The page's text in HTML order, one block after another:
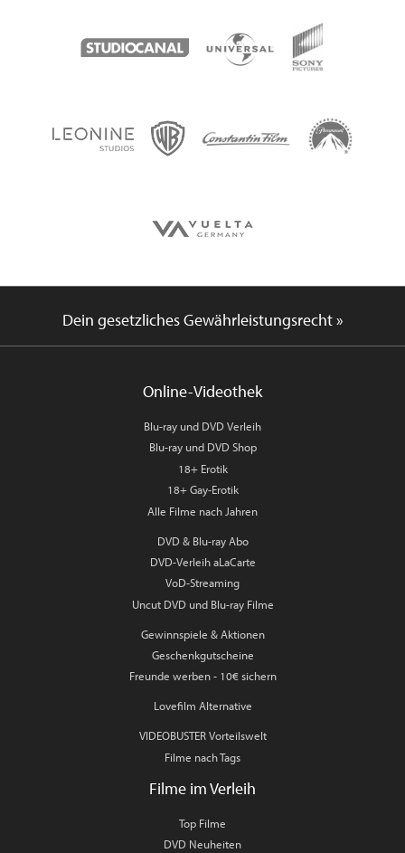
Dein gesetzliches Gewährleistungsrecht »
Online-Videothek
Blu-ray und DVD Verleih
Blu-ray und DVD Shop
18+ Erotik
18+ Gay-Erotik
Alle Filme nach Jahren
DVD & Blu-ray Abo
DVD-Verleih aLaCarte
VoD-Streaming
Uncut DVD und Blu-ray Filme
Gewinnspiele & Aktionen
Geschenkgutscheine
Freunde werben - 10€ sichern
Lovefilm Alternative
VIDEOBUSTER Vorteilswelt
Filme nach Tags
Filme im Verleih
Top Filme
DVD Neuheiten